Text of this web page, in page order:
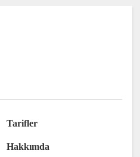
Tarifler
Hakkımda